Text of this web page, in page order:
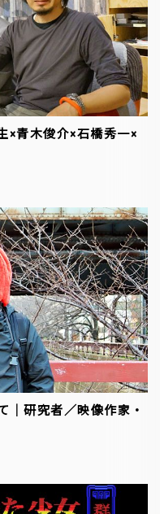
×青木俊介×石橋秀一×
｜研究者／映像作家・